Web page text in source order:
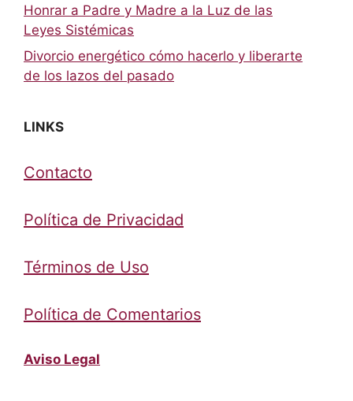
Honrar a Padre y Madre a la Luz de las
Leyes Sistémicas
Divorcio energético cómo hacerlo y liberarte
de los lazos del pasado
LINKS
Contacto
Política de Privacidad
Términos de Uso
Política de Comentarios
Aviso Legal